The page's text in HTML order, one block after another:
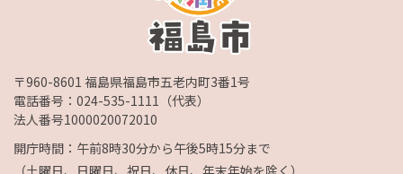
〒960-8601 福島県福島市五老内町3番1号
電話番号： 024-535-1111 （代表）
法人番号1000020072010
開庁時間：午前8時30分から午後5時15分まで